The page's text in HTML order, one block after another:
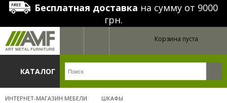
Бесплатная доставка на сумму от 9000
грн.
Корзина пуста
КАТАЛОГ
ИНТЕРНЕТ-МАГАЗИН МЕБЕЛИ ШКАФЫ